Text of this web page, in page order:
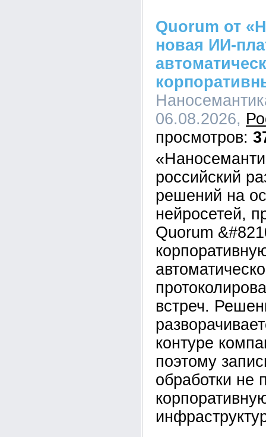
Quorum от
новая ИИ-
06.08.2026,
российский
решений на
нейросетей,
Quorum
встреч.
контуре
поэтому
обработки не